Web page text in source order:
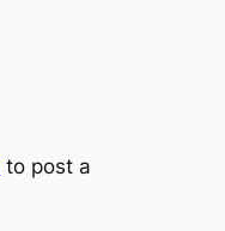
to post a